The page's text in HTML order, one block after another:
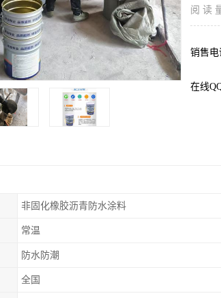
阅 读
销售电
在线QQ
非固化橡胶沥青防水涂料
常温
防水防潮
全国